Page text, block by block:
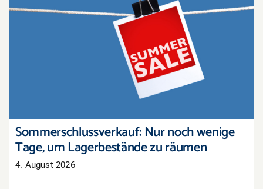
Sommerschlussverkauf: Nur noch wenige Tage,
um Lagerbestände zu räumen
Sommerschlussverkauf: Nur noch wenige
Tage, um Lagerbestände zu räumen
4. August 2026